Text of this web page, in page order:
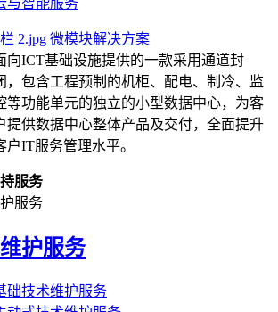
微模块解决方案
向ICT基础设施提供的一款采用通道封
，包含工程预制的机柜、配电、制冷、监
等功能单元的独立的小型数据中心，为客
提供数据中心整体产品及交付，全面提升
户IT服务管理水平。
服务
服务
护服务
础技术维护服务